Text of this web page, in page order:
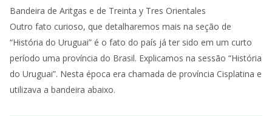
Bandeira de Aritgas e de Treinta y Tres Orientales
Outro fato curioso, que detalharemos mais na seção de
“História do Uruguai” é o fato do país já ter sido em um curto
período uma província do Brasil. Explicamos na sessão “História
do Uruguai”. Nesta época era chamada de província Cisplatina e
utilizava a bandeira abaixo.